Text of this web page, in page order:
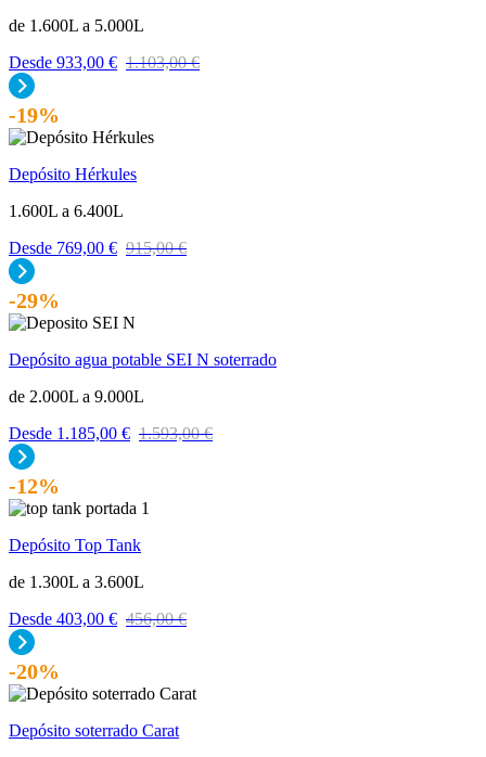
de 1.600L a 5.000L
Desde 933,00 € 1.103,00€
-19%
Depósito Hérkules
1.600L a 6.400L
Desde 769,00 € 915,00€
-29%
Depósito agua potable SEI N soterrado
de 2.000L a 9.000L
Desde 1.185,00 € 1.593,00€
-12%
Depósito Top Tank
de 1.300L a 3.600L
Desde 403,00 € 456,00€
-20%
Depósito soterrado Carat